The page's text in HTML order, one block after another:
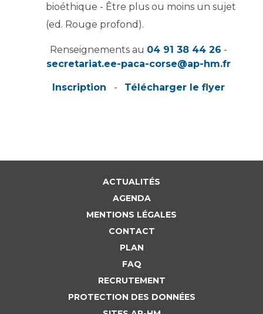
Vos représentants
La Commission Des Usagers (CDU)
Les Comités Locaux des Usagers
Protection des données
Les recherches en santé à l’AP-HM
Rôles et missions
Liste des marchés conclus
bioéthique - Être plus ou moins un sujet
(ed. Rouge profond).
Renseignements au 04 91 38 44 26 -
secretariat.ee-paca-corse@ap-hm.fr
Inscription - Télécharger le flyer
ACTUALITÉS
AGENDA
MENTIONS LÉGALES
CONTACT
PLAN
FAQ
RECRUTEMENT
PROTECTION DES DONNÉES